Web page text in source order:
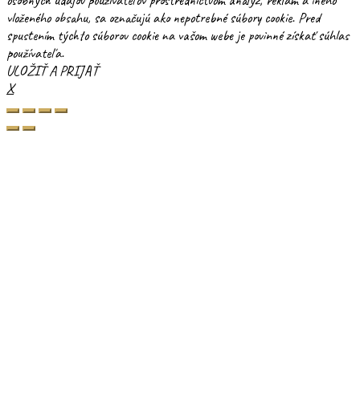
vloženého obsahu, sa označujú ako nepotrebné súbory cookie. Pred
spustením týchto súborov cookie na vašom webe je povinné získať súhlas
používateľa.
ULOŽIŤ A PRIJAŤ
X